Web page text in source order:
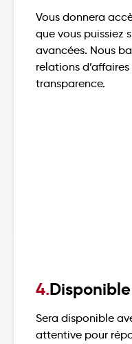
Vous donnera
que vous puissiez
avancées. Nous
relations
transparence.
4.
Sera disponible
attentive pour